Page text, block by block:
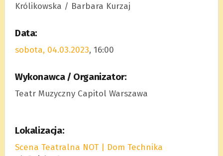
Królikowska / Barbara Kurzaj
Data:
sobota, 04.03.2023, 16:00
Wykonawca / Organizator:
Teatr Muzyczny Capitol Warszawa
Lokalizacja:
Scena Teatralna NOT | Dom Technika